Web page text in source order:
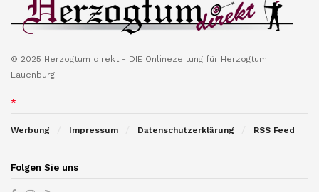
© 2025 Herzogtum direkt - DIE Onlinezeitung für Herzogtum
Lauenburg
*
Werbung Impressum Datenschutzerklärung RSS Feed
Folgen Sie uns